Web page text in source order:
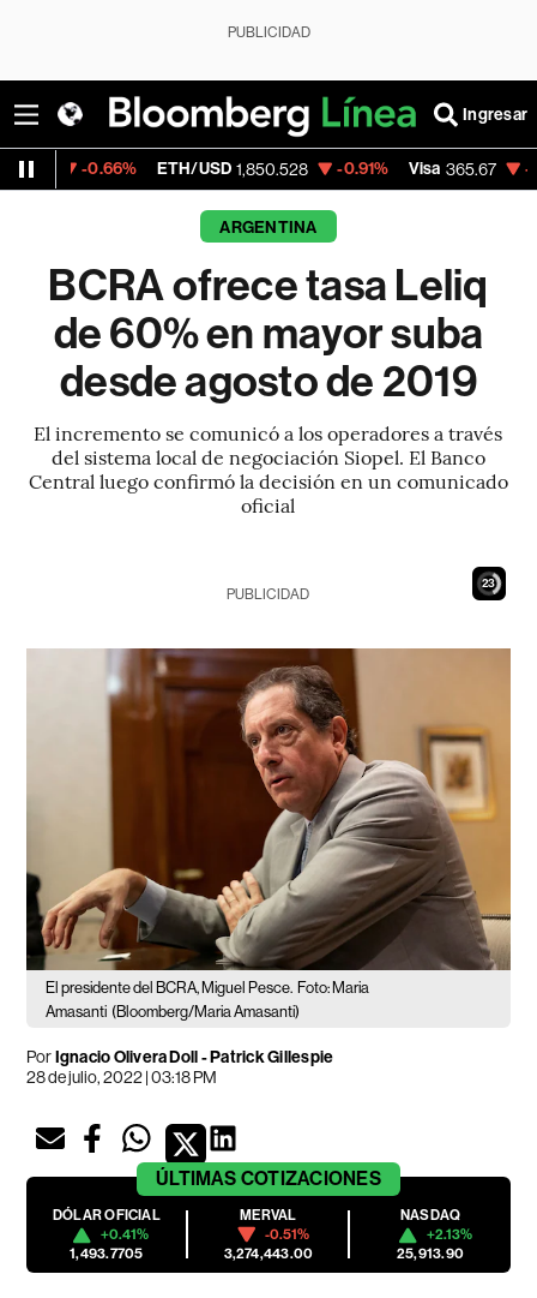
PUBLICIDAD
Ingresar
ETH/USD 1,850.528 -0.91% Visa 365.67 -0.13%
ARGENTINA
BCRA ofrece tasa Leliq
de 60% en mayor suba
desde agosto de 2019
El incremento se comunicó a los operadores a través
del sistema local de negociación Siopel. El Banco
Central luego confirmó la decisión en un comunicado
oficial
22
PUBLICIDAD
El presidente del BCRA, Miguel Pesce. Foto: Maria
Amasanti (Bloomberg/Maria Amasanti)
PorIgnacio Olivera Doll - Patrick Gillespie
28 de julio, 2022 | 03:18 PM
ÚLTIMAS COTIZACIONES
DÓLAR OFICIAL
+0.41%
1,493.7705
MERVAL
-0.51%
3,274,443.00
NASDAQ
+2.13%
25,913.90